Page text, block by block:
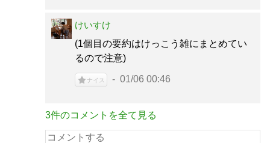
けいすけ
(1個目の要約はけっこう雑にまとめてい
るので注意)
ナイス 01/06 00:46
3件のコメントを全て見る